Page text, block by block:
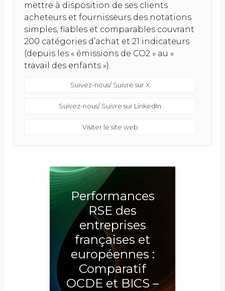
mettre à disposition de ses clients
acheteurs et fournisseurs des notations
simples, fiables et comparables couvrant
200 catégories d’achat et 21 indicateurs
(depuis les « émissions de CO2 » au «
travail des enfants »).
Suivez-nous/ Suivre sur X
Suivez-nous/ Suivre sur LinkedIn
Visiter le site web
Performances
RSE des
entreprises
françaises et
européennes :
Comparatif
OCDE et BICS –